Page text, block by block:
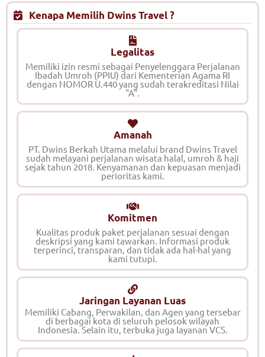
Kenapa Memilih Dwins Travel ?
Legalitas
Memiliki izin resmi sebagai Penyelenggara Perjalanan
Ibadah Umroh (PPIU) dari Kementerian Agama RI
dengan NOMOR U.440 yang sudah terakreditasi Nilai
"A".
Amanah
PT. Dwins Berkah Utama melalui brand Dwins Travel
sudah melayani perjalanan wisata halal, umroh & haji
sejak tahun 2018. Kenyamanan dan kepuasan menjadi
perioritas kami.
Komitmen
Kualitas produk paket perjalanan sesuai dengan
deskripsi yang kami tawarkan. Informasi produk
terperinci, transparan, dan tidak ada hal-hal yang
kami tutupi.
Jaringan Layanan Luas
Memiliki Cabang, Perwakilan, dan Agen yang tersebar
di berbagai kota di seluruh pelosok wilayah
Indonesia. Selain itu, terbuka juga layanan VCS.